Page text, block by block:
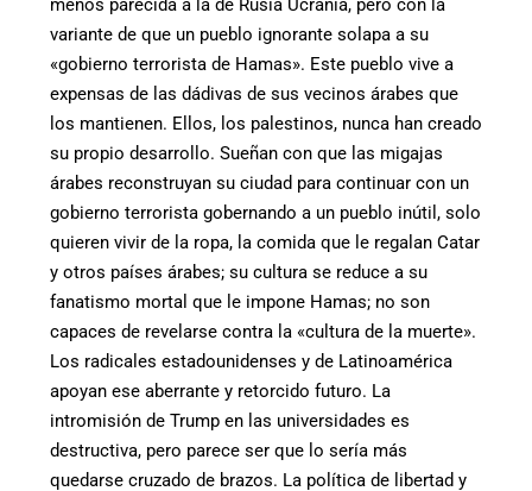
menos parecida a la de Rusia Ucrania, pero con la
variante de que un pueblo ignorante solapa a su
«gobierno terrorista de Hamas». Este pueblo vive a
expensas de las dádivas de sus vecinos árabes que
los mantienen. Ellos, los palestinos, nunca han creado
su propio desarrollo. Sueñan con que las migajas
árabes reconstruyan su ciudad para continuar con un
gobierno terrorista gobernando a un pueblo inútil, solo
quieren vivir de la ropa, la comida que le regalan Catar
y otros países árabes; su cultura se reduce a su
fanatismo mortal que le impone Hamas; no son
capaces de revelarse contra la «cultura de la muerte».
Los radicales estadounidenses y de Latinoamérica
apoyan ese aberrante y retorcido futuro. La
intromisión de Trump en las universidades es
destructiva, pero parece ser que lo sería más
quedarse cruzado de brazos. La política de libertad y